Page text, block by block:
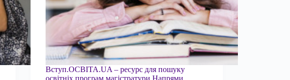
Вступ.ОСВІТА.UA – ресурс для пошуку
освітніх програм магістратури Напрями